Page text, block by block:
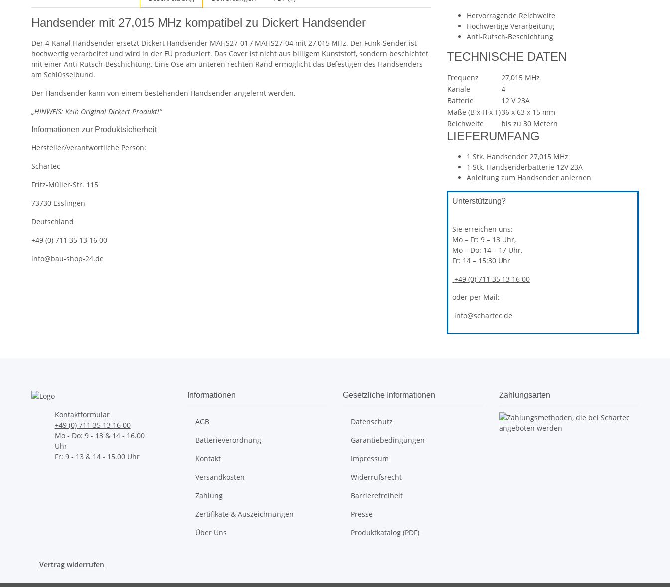
Handsender mit 27,015 MHz kompatibel zu Dickert Handsender
Der 4-Kanal Handsender ersetzt Dickert Handsender MAHS27-01 / MAHS27-04 mit 27,015 MHz. Der Funk-Sender ist
hochwertig verarbeitet und wird in der EU produziert. Das Cover ist nicht aus billigem Kunststoff, sondern beschichtet
mit einer Anti-Rutsch-Beschichtung. Eine Öse am unteren rechten Rand ermöglicht das Befestigen des Handsenders
am Schlüsselbund.
Der Handsender kann von einem bestehenden Handsender angelernt werden.
„HINWEIS: Kein Original Dickert Produkt!“
Informationen zur Produktsicherheit
Hersteller/verantwortliche Person:
Schartec
Fritz-Müller-Str. 115
73730 Esslingen
Deutschland
+49 (0) 711 35 13 16 00
info@bau-shop-24.de
Hervorragende Reichweite
Hochwertige Verarbeitung
Anti-Rutsch-Beschichtung
TECHNISCHE DATEN
Frequenz
27,015 MHz
Kanäle
4
Batterie
12 V 23A
Maße (B x H x T)36 x 63 x 15 mm
Reichweite
bis zu 30 Metern
LIEFERUMFANG
1 Stk. Handsender 27,015 MHz
1 Stk. Handsenderbatterie 12V 23A
Anleitung zum Handsender anlernen
Unterstützung?
Sie erreichen uns:
Mo – Fr: 9 – 13 Uhr,
Mo – Do: 14 – 17 Uhr,
Fr: 14 – 15:30 Uhr
+49 (0) 711 35 13 16 00
oder per Mail:
info@schartec.de
Kontaktformular
+49 (0) 711 35 13 16 00
Mo - Do: 9 - 13 & 14 - 16.00
Uhr
Fr: 9 - 13 & 14 - 15.00 Uhr
Informationen
AGB
Batterieverordnung
Kontakt
Versandkosten
Zahlung
Zertifikate & Auszeichnungen
Über Uns
Gesetzliche Informationen
Datenschutz
Garantiebedingungen
Impressum
Widerrufsrecht
Barrierefreiheit
Presse
Produktkatalog (PDF)
Zahlungsarten
Vertrag widerrufen